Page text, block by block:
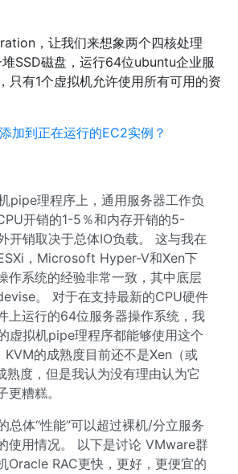
，让我们来想象两个四核处理
SSD磁盘，运行64位ubuntu企业服
只有1个虚拟机允许使用所有可用的资
加到正在运行的EC2实例？
pipe理程序上，通用服务器工作负
开销的1-5％和内存开销的5-
开销取决于总体IO负载。 这与我在
，Microsoft Hyper-V和Xen下
作系统的经验非常一致，其中底层
。 对于在支持最新的CPU硬件
上运行的64位服务器操作系统，我
虚拟机pipe理程序都能够使用这个
KVM的成熟度目前还不是Xen（或
熟度，但是我认为没有理由认为它
糟糕。
总体“性能”可以超过裸机/分立服务
使用情况。 以下是讨论 VMware群
Oracle RAC更快，更好，更便宜的